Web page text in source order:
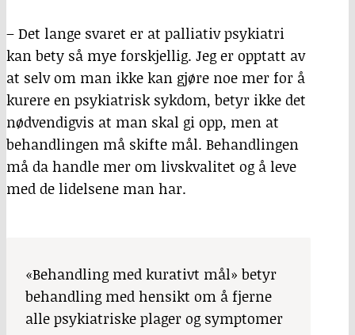
– Det lange svaret er at palliativ psykiatri
kan bety så mye forskjellig. Jeg er opptatt av
at selv om man ikke kan gjøre noe mer for å
kurere en psykiatrisk sykdom, betyr ikke det
nødvendigvis at man skal gi opp, men at
behandlingen må skifte mål. Behandlingen
må da handle mer om livskvalitet og å leve
med de lidelsene man har.
«Behandling med kurativt mål» betyr
behandling med hensikt om å fjerne
alle psykiatriske plager og symptomer